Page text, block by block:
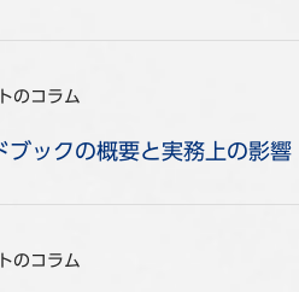
のコラム
ブックの概要と実務上の
のコラム